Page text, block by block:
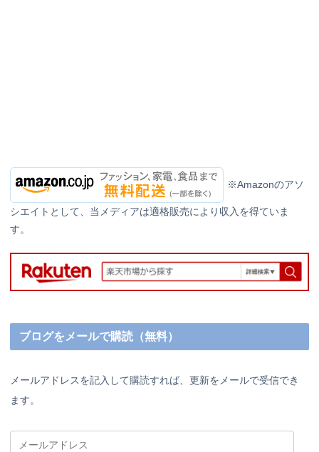
※Amazonのアソ
シエイトとして、当メディアは適格販売により収入を得ていま
す。
ブログをメールで購読（無料）
メールアドレスを記入して購読すれば、更新をメールで受信でき
ます。